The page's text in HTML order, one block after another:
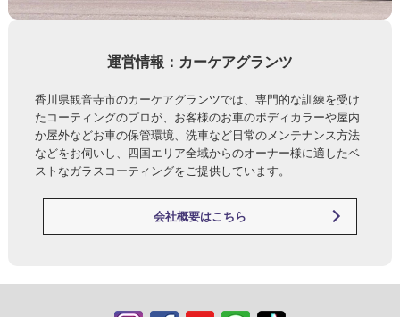
運営情報：カーケアグランツ
香川県観音寺市のカーケアグランツでは、専門的な訓練を受け
たコーティングのプロが、お客様のお車のボディカラーや屋内
か屋外などお車の保管環境、洗車など日常のメンテナンス方法
などをお伺いし、四国エリア全域からのオーナー様に適したベ
ストなガラスコーティングをご提供しています。
会社概要はこちら